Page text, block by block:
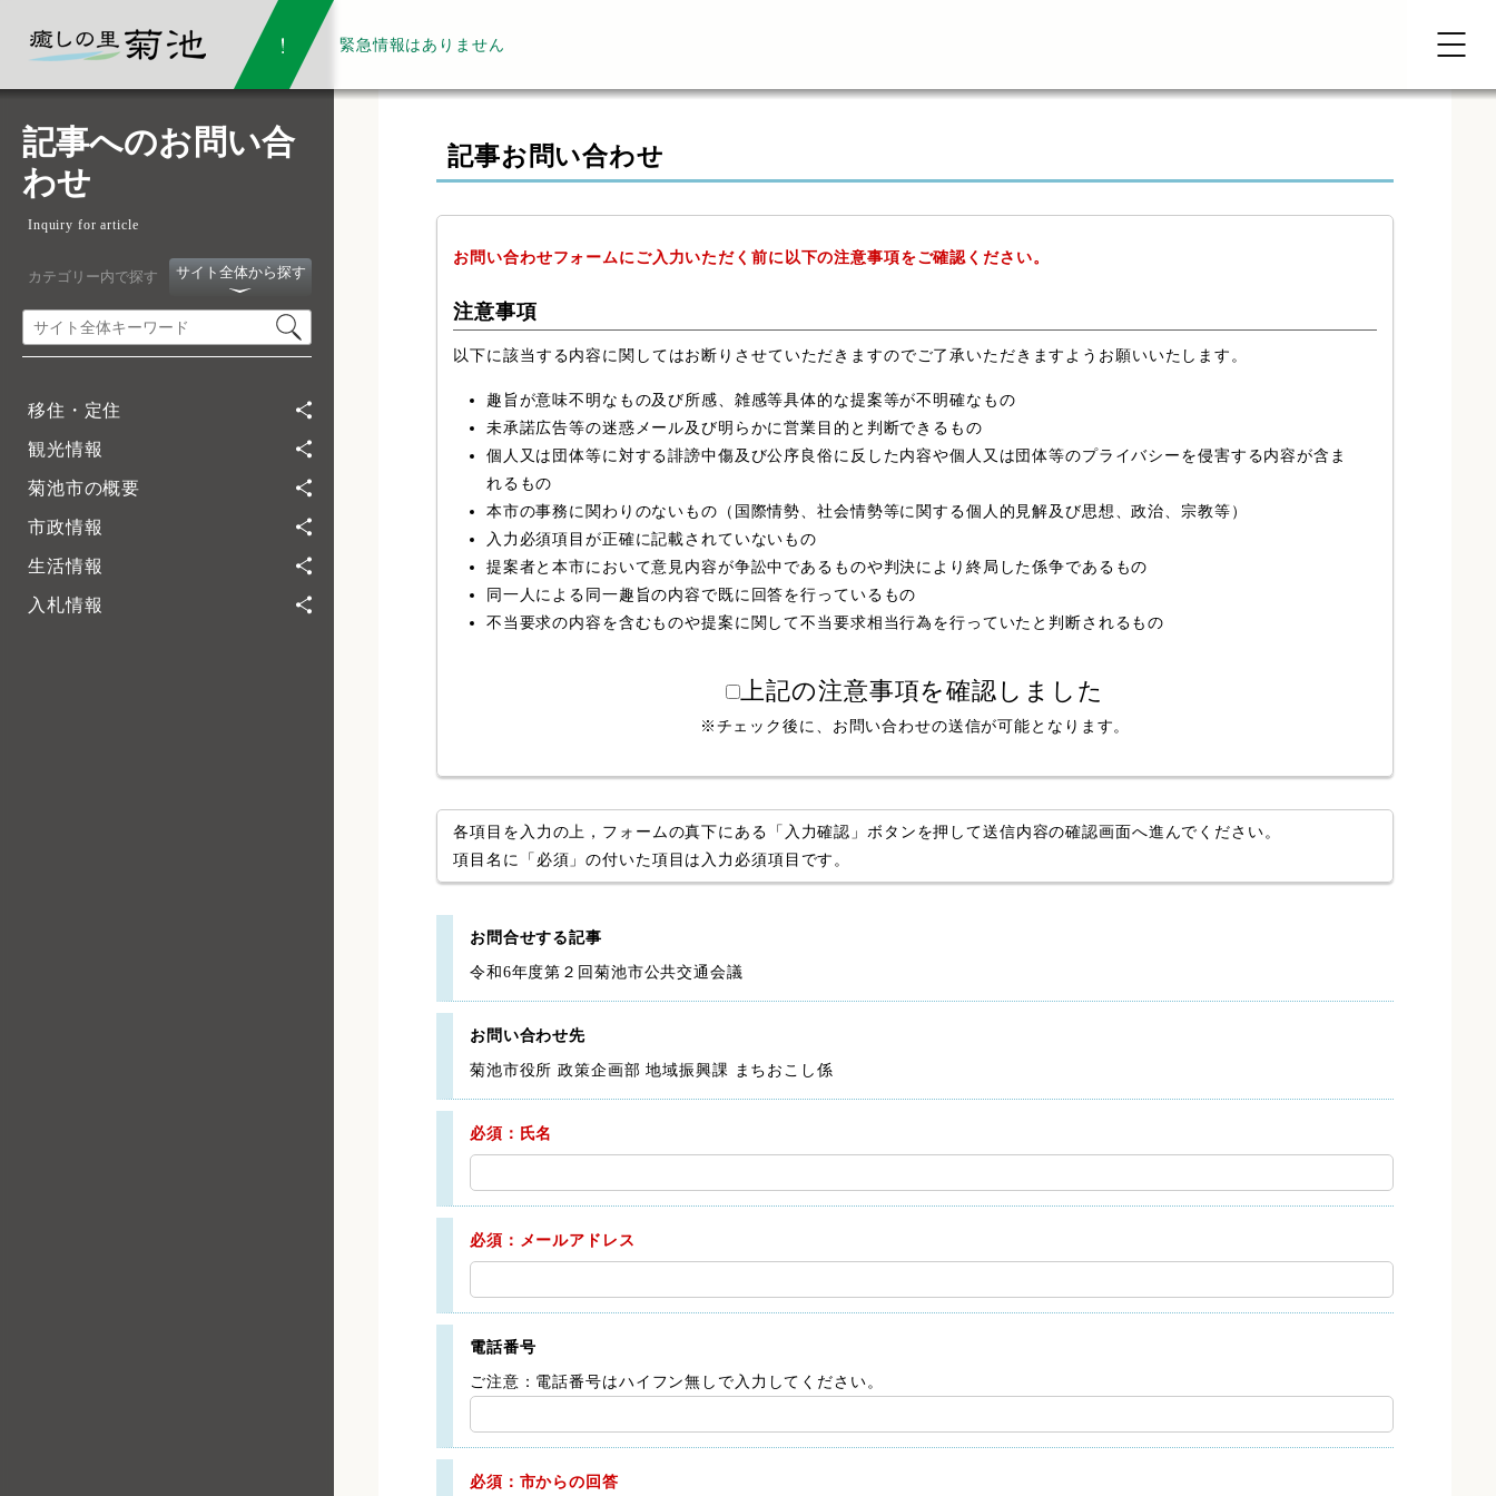
緊急情報はありません
記事へのお問い合
わせ
Inquiry for article
カテゴリー内で探す サイト全体から探す
移住・定住
観光情報
菊池市の概要
市政情報
生活情報
入札情報
記事お問い合わせ
お問い合わせフォームにご入力いただく前に以下の注意事項をご確認ください。
注意事項
以下に該当する内容に関してはお断りさせていただきますのでご了承いただきますようお願いいたします。
趣旨が意味不明なもの及び所感、雑感等具体的な提案等が不明確なもの
未承諾広告等の迷惑メール及び明らかに営業目的と判断できるもの
個人又は団体等に対する誹謗中傷及び公序良俗に反した内容や個人又は団体等のプライバシーを侵害する内容が含ま
れるもの
本市の事務に関わりのないもの（国際情勢、社会情勢等に関する個人的見解及び思想、政治、宗教等）
入力必須項目が正確に記載されていないもの
提案者と本市において意見内容が争訟中であるものや判決により終局した係争であるもの
同一人による同一趣旨の内容で既に回答を行っているもの
不当要求の内容を含むものや提案に関して不当要求相当行為を行っていたと判断されるもの
上記の注意事項を確認しました
※チェック後に、お問い合わせの送信が可能となります。
各項目を入力の上，フォームの真下にある「入力確認」ボタンを押して送信内容の確認画面へ進んでください。
項目名に「必須」の付いた項目は入力必須項目です。
お問合せする記事
令和6年度第２回菊池市公共交通会議
お問い合わせ先
菊池市役所 政策企画部 地域振興課 まちおこし係
必須：氏名
必須：メールアドレス
電話番号
ご注意：電話番号はハイフン無しで入力してください。
必須：市からの回答